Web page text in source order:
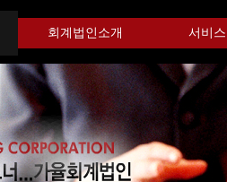
회계법인소개 서비